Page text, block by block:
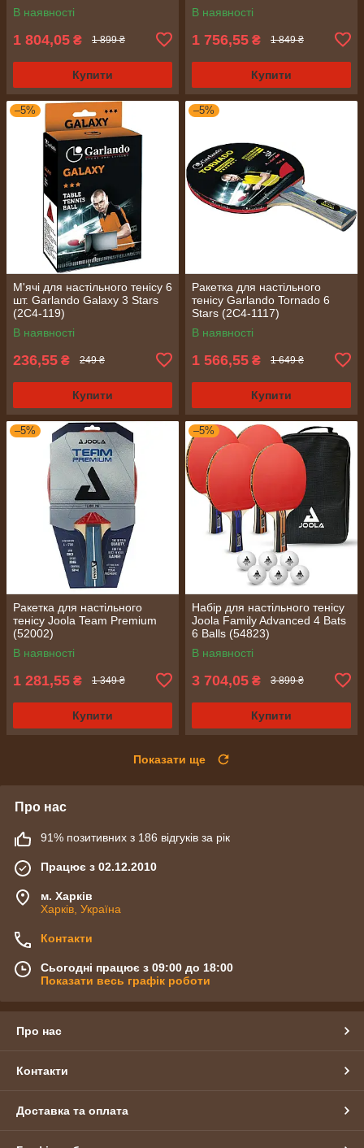
В наявності
1 804,05 ₴ 1 899 ₴
Купити
В наявності
1 756,55 ₴ 1 849 ₴
Купити
–5%
М'ячі для настільного тенісу 6
шт. Garlando Galaxy 3 Stars
(2C4-119)
В наявності
236,55 ₴ 249 ₴
Купити
–5%
Ракетка для настільного
тенісу Garlando Tornado 6
Stars (2C4-1117)
В наявності
1 566,55 ₴ 1 649 ₴
Купити
–5%
Ракетка для настільного
тенісу Joola Team Premium
(52002)
В наявності
1 281,55 ₴ 1 349 ₴
Купити
–5%
Набір для настільного тенісу
Joola Family Advanced 4 Bats
6 Balls (54823)
В наявності
3 704,05 ₴ 3 899 ₴
Купити
Показати ще
Про нас
91% позитивних з 186 відгуків за рік
Працює з 02.12.2010
м. Харків
Харків, Україна
Контакти
Сьогодні працює з 09:00 до 18:00
Показати весь графік роботи
Про нас
Контакти
Доставка та оплата